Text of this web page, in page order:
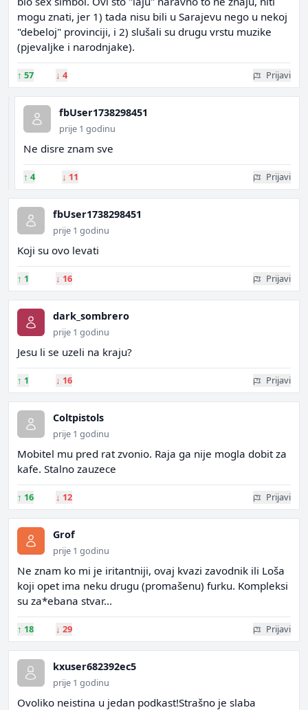
mogu znati, jer 1) tada nisu bili u Sarajevu nego u nekoj
"debeloj" provinciji, i 2) slušali su drugu vrstu muzike
(pjevaljke i narodnjake).
↑ 57 ↓ 4 Prijavi
fbUser1738298451
prije 1 godinu
Ne disre znam sve
↑ 4 ↓ 11 Prijavi
fbUser1738298451
prije 1 godinu
Koji su ovo levati
↑ 1 ↓ 16 Prijavi
dark_sombrero
prije 1 godinu
Jesu li se uzeli na kraju?
↑ 1 ↓ 16 Prijavi
Coltpistols
prije 1 godinu
Mobitel mu pred rat zvonio. Raja ga nije mogla dobit za
kafe. Stalno zauzece
↑ 16 ↓ 12 Prijavi
Grof
prije 1 godinu
Ne znam ko mi je iritantniji, ovaj kvazi zavodnik ili Loša
koji opet ima neku drugu (promašenu) furku. Kompleksi
su za*ebana stvar...
↑ 18 ↓ 29 Prijavi
kxuser682392ec5
prije 1 godinu
Ovoliko neistina u jedan podkast!Strašno je slaba